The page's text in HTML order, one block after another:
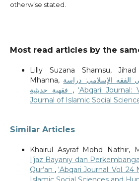
otherwise stated.
Most read articles by the
Lilly Suzana Shamsu,
Mhanna, الفقه الإسلامي: دراسة
,‘Abqari Journal:
Journal of Islamic Social
Similar Articles
Khairul Asyraf Mohd Nathir,
I’jaz Bayaniy dan
Qur’an , ‘Abqari Journal: Vol. 24